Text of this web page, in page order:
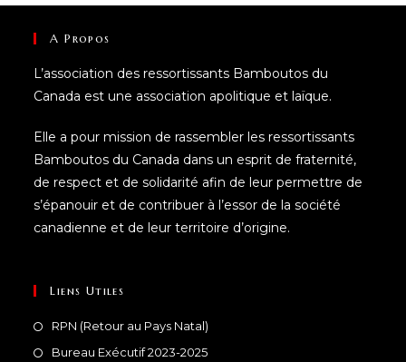
A Propos
L’association des ressortissants Bamboutos du
Canada est une association apolitique et laïque.
Elle a pour mission de rassembler les ressortissants
Bamboutos du Canada dans un esprit de fraternité,
de respect et de solidarité afin de leur permettre de
s’épanouir et de contribuer à l’essor de la société
canadienne et de leur territoire d’origine.
Liens Utiles
RPN (Retour au Pays Natal)
Bureau Exécutif 2023-2025